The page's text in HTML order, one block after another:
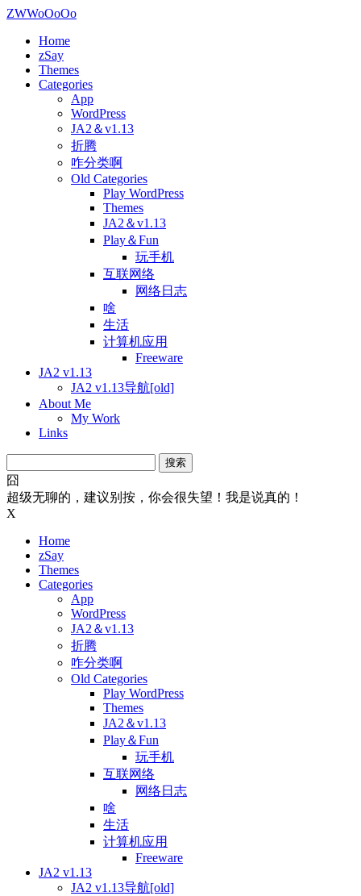
ZWWoOoOo
Home
zSay
Themes
Categories
App
WordPress
JA2＆v1.13
折腾
咋分类啊
Old Categories
Play WordPress
Themes
JA2＆v1.13
Play＆Fun
玩手机
互联网络
网络日志
啥
生活
计算机应用
Freeware
JA2 v1.13
JA2 v1.13导航[old]
About Me
My Work
Links
索：
囧
超级无聊的，建议别按，你会很失望！我是说真的！
X
Home
zSay
Themes
Categories
App
WordPress
JA2＆v1.13
折腾
咋分类啊
Old Categories
Play WordPress
Themes
JA2＆v1.13
Play＆Fun
玩手机
互联网络
网络日志
啥
生活
计算机应用
Freeware
JA2 v1.13
JA2 v1.13导航[old]